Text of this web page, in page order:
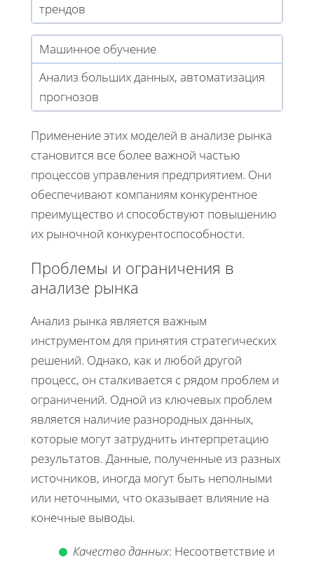
трендов
Машинное обучение
Анализ больших данных, автоматизация
прогнозов
Применение этих моделей в анализе рынка
становится все более важной частью
процессов управления предприятием. Они
обеспечивают компаниям конкурентное
преимущество и способствуют повышению
их рыночной конкурентоспособности.
Проблемы и ограничения в
анализе рынка
Анализ рынка является важным
инструментом для принятия стратегических
решений. Однако, как и любой другой
процесс, он сталкивается с рядом проблем и
ограничений. Одной из ключевых проблем
является наличие разнородных данных,
которые могут затруднить интерпретацию
результатов. Данные, полученные из разных
источников, иногда могут быть неполными
или неточными, что оказывает влияние на
конечные выводы.
Качество данных: Несоответствие и